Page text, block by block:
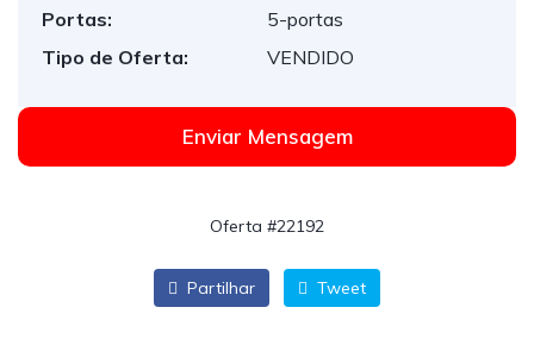
Portas:
5-portas
Tipo de Oferta:
VENDIDO
Enviar Mensagem
Oferta #22192
Partilhar Tweet